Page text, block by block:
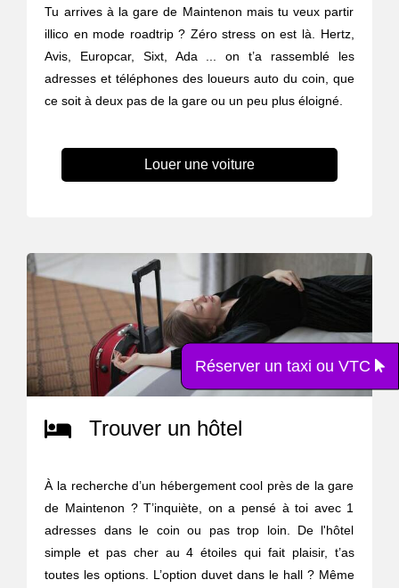
Tu arrives à la gare de Maintenon mais tu veux partir
illico en mode roadtrip ? Zéro stress on est là. Hertz,
Avis, Europcar, Sixt, Ada ... on t’a rassemblé les
adresses et téléphones des loueurs auto du coin, que
ce soit à deux pas de la gare ou un peu plus éloigné.
Louer une voiture
Trouver un hôtel
À la recherche d’un hébergement cool près de la gare
de Maintenon ? T’inquiète, on a pensé à toi avec 1
adresses dans le coin ou pas trop loin. De l'hôtel
simple et pas cher au 4 étoiles qui fait plaisir, t’as
toutes les options. L’option duvet dans le hall ? Même
Réserver un taxi ou VTC